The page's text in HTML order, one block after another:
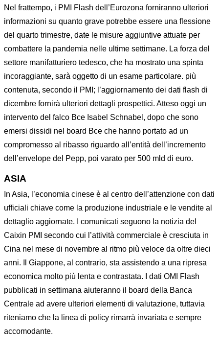
Nel frattempo, i PMI Flash dell’Eurozona forniranno ulteriori
informazioni su quanto grave potrebbe essere una flessione
del quarto trimestre, date le misure aggiuntive attuate per
combattere la pandemia nelle ultime settimane. La forza del
settore manifatturiero tedesco, che ha mostrato una spinta
incoraggiante, sarà oggetto di un esame particolare. più
contenuta, secondo il PMI; l’aggiornamento dei dati flash di
dicembre fornirà ulteriori dettagli prospettici. Atteso oggi un
intervento del falco Bce Isabel Schnabel, dopo che sono
emersi dissidi nel board Bce che hanno portato ad un
compromesso al ribasso riguardo all’entità dell’incremento
dell’envelope del Pepp, poi varato per 500 mld di euro.
ASIA
In Asia, l’economia cinese è al centro dell’attenzione con dati
ufficiali chiave come la produzione industriale e le vendite al
dettaglio aggiornate. I comunicati seguono la notizia del
Caixin PMI secondo cui l’attività commerciale è cresciuta in
Cina nel mese di novembre al ritmo più veloce da oltre dieci
anni. Il Giappone, al contrario, sta assistendo a una ripresa
economica molto più lenta e contrastata. I dati OMI Flash
pubblicati in settimana aiuteranno il board della Banca
Centrale ad avere ulteriori elementi di valutazione, tuttavia
riteniamo che la linea di policy rimarrà invariata e sempre
accomodante.